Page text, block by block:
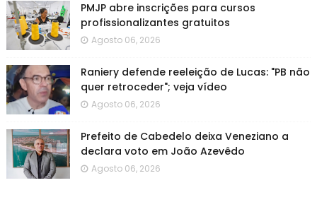
PMJP abre inscrições para cursos
profissionalizantes gratuitos
Agosto 06, 2026
Raniery defende reeleição de Lucas: "PB não
quer retroceder"; veja vídeo
Agosto 06, 2026
Prefeito de Cabedelo deixa Veneziano a
declara voto em João Azevêdo
Agosto 06, 2026